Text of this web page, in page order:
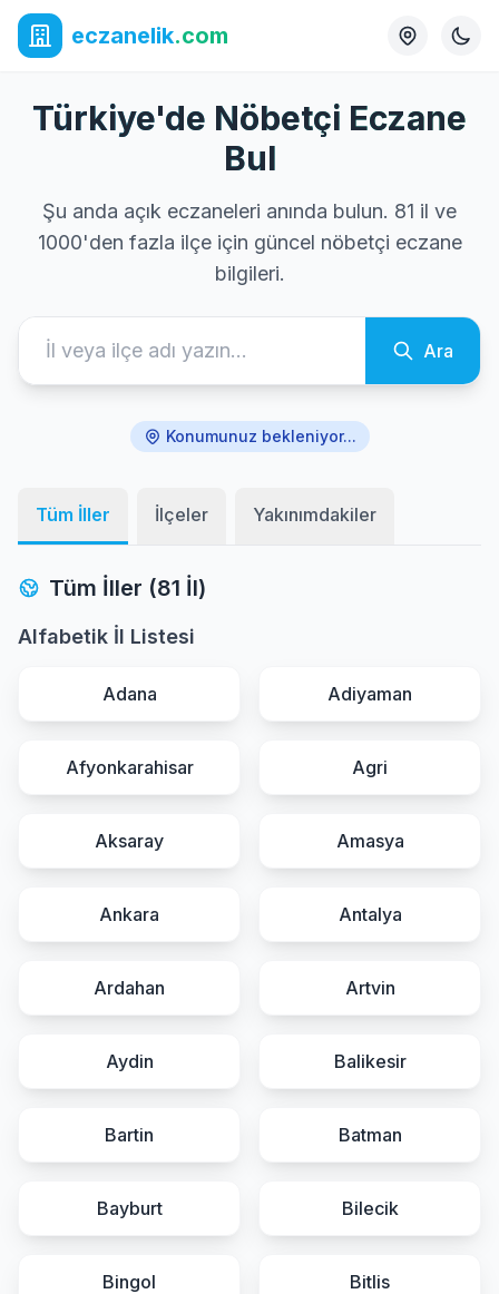
eczanelik.com
Türkiye'de Nöbetçi Eczane
Bul
Şu anda açık eczaneleri anında bulun. 81 il ve
1000'den fazla ilçe için güncel nöbetçi eczane
bilgileri.
Ara
Konumunuz bekleniyor...
Tüm İller İlçeler Yakınımdakiler
Tüm İller (81 İl)
Alfabetik İl Listesi
Adana Adiyaman
Afyonkarahisar Agri
Aksaray Amasya
Ankara Antalya
Ardahan Artvin
Aydin Balikesir
Bartin Batman
Bayburt Bilecik
Bingol Bitlis